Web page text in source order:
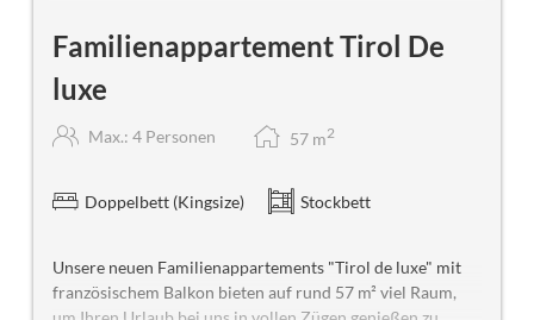
Familienappartement Tirol De
luxe
Max.: 4 Personen 57 m2
Doppelbett (Kingsize) Stockbett
Unsere neuen Familienappartements "Tirol de luxe" mit
französischem Balkon bieten auf rund 57 m² viel Raum,